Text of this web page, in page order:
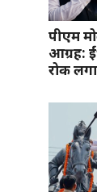
पीएम
आग्रह:
रोक